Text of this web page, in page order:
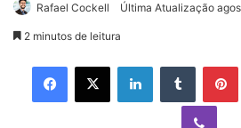
Rafael Cockell Última Atualização
2 minutos de leitura
Facebook
X LinkedinTumblr
Viber